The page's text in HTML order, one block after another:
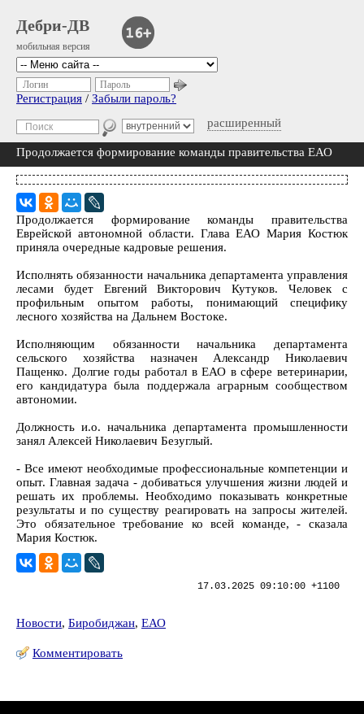
Дебри-ДВ
мобильная версия
расширенный
Логин Пароль
Регистрация / Забыли пароль?
Продолжается формирование команды правительства ЕАО
Продолжается формирование команды правительства
Еврейской автономной области. Глава ЕАО Мария Костюк
приняла очередные кадровые решения.
Исполнять обязанности начальника департамента управления
лесами будет Евгений Викторович Кутуков. Человек с
профильным опытом работы, понимающий специфику
лесного хозяйства на Дальнем Востоке.
Исполняющим обязанности начальника департамента
сельского хозяйства назначен Александр Николаевич
Пащенко. Долгие годы работал в ЕАО в сфере ветеринарии,
его кандидатура была поддержала аграрным сообществом
автономии.
Должность и.о. начальника департамента промышленности
занял Алексей Николаевич Безуглый.
- Все имеют необходимые профессиональные компетенции и
опыт. Главная задача - добиваться улучшения жизни людей и
решать их проблемы. Необходимо показывать конкретные
результаты и по существу реагировать на запросы жителей.
Это обязательное требование ко всей команде, - сказала
Мария Костюк.
17.03.2025 09:10:00 +1100
Новости, Биробиджан, ЕАО
Комментировать